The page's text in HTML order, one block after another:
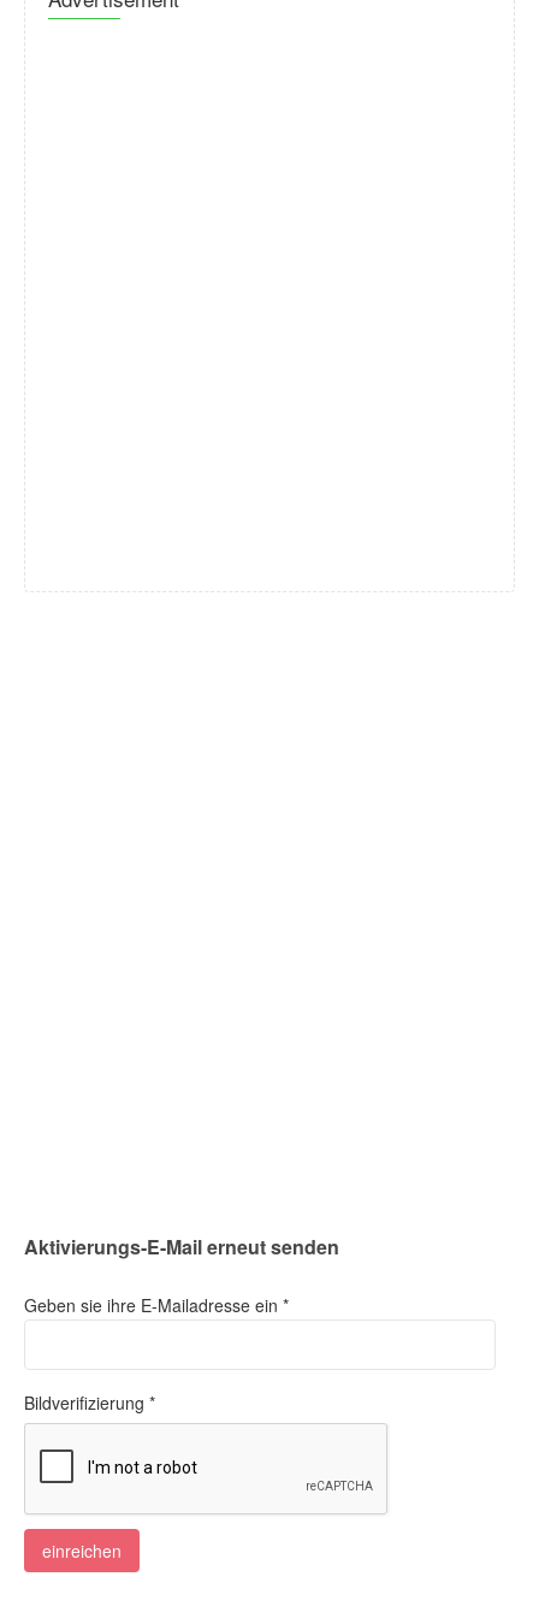
Aktivierungs-E-Mail erneut senden
Geben sie ihre E-Mailadresse ein *
Bildverifizierung *
einreichen